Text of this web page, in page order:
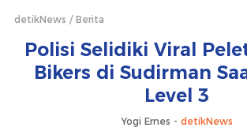
detikNews Berita
Polisi Selidiki Viral
Bikers di Sudirman
Level 3
Yogi Ernes - detikNews